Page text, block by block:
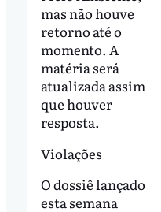
mas não houve
retorno até o
momento. A
matéria será
atualizada assim
que houver
resposta.
Violações
O dossiê lançado
esta semana